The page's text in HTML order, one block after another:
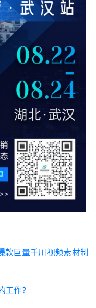
款巨量千川视频素材制
工作？